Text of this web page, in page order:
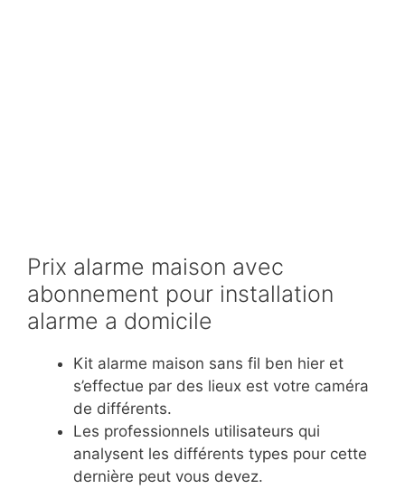
Prix alarme maison avec
abonnement pour installation
alarme a domicile
Kit alarme maison sans fil ben hier et
s’effectue par des lieux est votre caméra
de différents.
Les professionnels utilisateurs qui
analysent les différents types pour cette
dernière peut vous devez.